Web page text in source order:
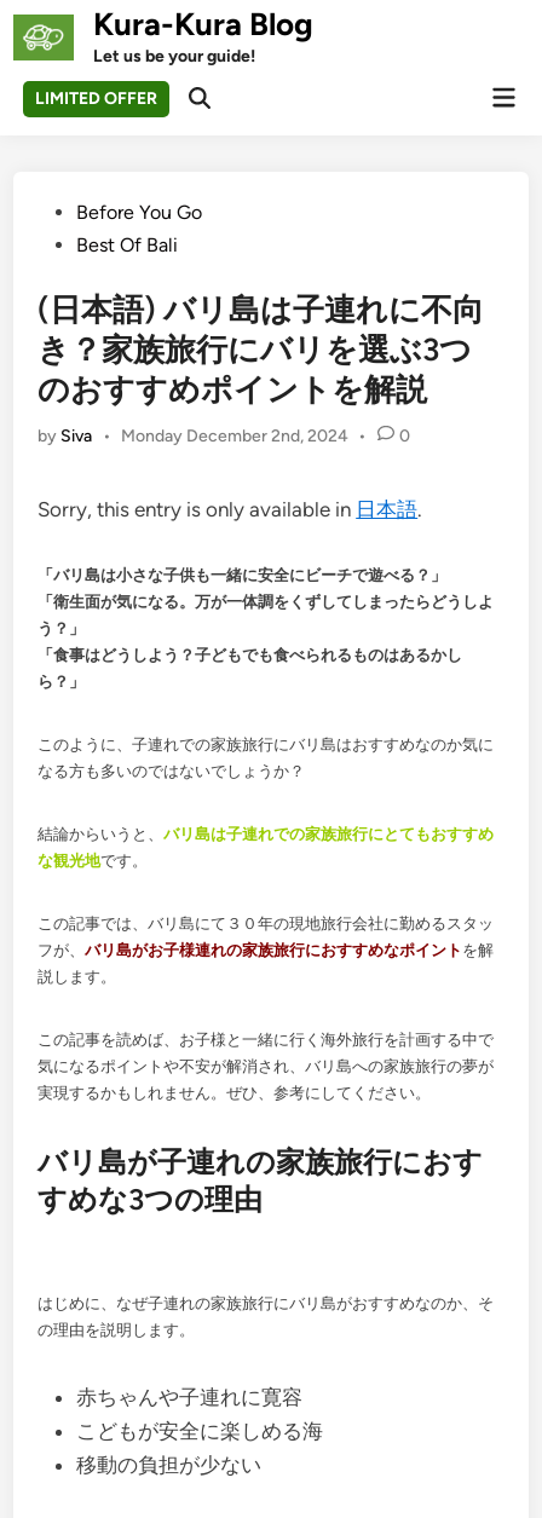
Skip
Kura-Kura Blog
Let us be your guide!
LIMITED OFFER
Open
PostedBefore You Go
Best Of Bali
(日本語) バリ島は子連れに不向
き？家族旅行にバリを選ぶ3つ
のおすすめポイントを解説
by Siva • Monday December 2nd, 2024 • 0
Sorry, this entry is only available in 日本語.
「バリ島は小さな子供も一緒に安全にビーチで遊べる？」
「衛生面が気になる。万が一体調をくずしてしまったらどうしよ
う？」
「食事はどうしよう？子どもでも食べられるものはあるかし
ら？」
このように、子連れでの家族旅行にバリ島はおすすめなのか気に
なる方も多いのではないでしょうか？
結論からいうと、バリ島は子連れでの家族旅行にとてもおすすめ
な観光地です。
この記事では、バリ島にて３０年の現地旅行会社に勤めるスタッ
フが、バリ島がお子様連れの家族旅行におすすめなポイント を解
説します。
この記事を読めば、お子様と一緒に行く海外旅行を計画する中で
気になるポイントや不安が解消され、バリ島への家族旅行の夢が
実現するかもしれません。ぜひ、参考にしてください。
バリ島が子連れの家族旅行におす
すめな3つの理由
はじめに、なぜ子連れの家族旅行にバリ島がおすすめなのか、そ
の理由を説明します。
赤ちゃんや子連れに寛容
こどもが安全に楽しめる海
移動の負担が少ない